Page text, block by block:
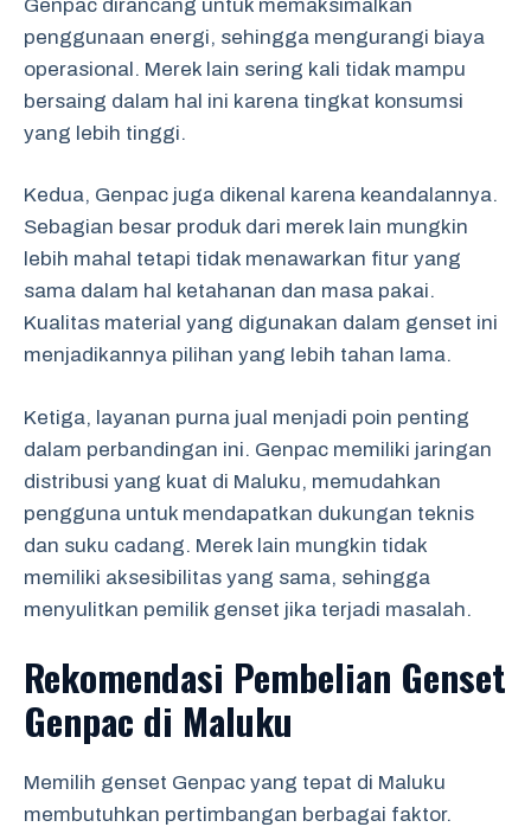
Genpac dirancang untuk memaksimalkan
penggunaan energi, sehingga mengurangi biaya
operasional. Merek lain sering kali tidak mampu
bersaing dalam hal ini karena tingkat konsumsi
yang lebih tinggi.
Kedua, Genpac juga dikenal karena keandalannya.
Sebagian besar produk dari merek lain mungkin
lebih mahal tetapi tidak menawarkan fitur yang
sama dalam hal ketahanan dan masa pakai.
Kualitas material yang digunakan dalam genset ini
menjadikannya pilihan yang lebih tahan lama.
Ketiga, layanan purna jual menjadi poin penting
dalam perbandingan ini. Genpac memiliki jaringan
distribusi yang kuat di Maluku, memudahkan
pengguna untuk mendapatkan dukungan teknis
dan suku cadang. Merek lain mungkin tidak
memiliki aksesibilitas yang sama, sehingga
menyulitkan pemilik genset jika terjadi masalah.
Rekomendasi Pembelian Genset
Genpac di Maluku
Memilih genset Genpac yang tepat di Maluku
membutuhkan pertimbangan berbagai faktor.